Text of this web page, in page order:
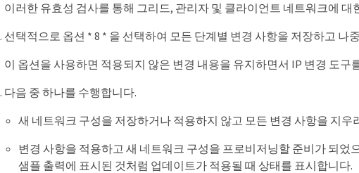
이러한 유효성 검사를 통해 그리드, 관리자 및 클라이언트 네트워크에
선택적으로 옵션 * 8 * 을 선택하여 모든 단계별 변경 사항을 저장하고 나
이 옵션을 사용하면 적용되지 않은 변경 내용을 유지하면서 IP 변경 도구
다음 중 하나를 수행합니다.
새 네트워크 구성을 저장하거나 적용하지 않고 모든 변경 사항을 지우
변경 사항을 적용하고 새 네트워크 구성을 프로비저닝할 준비가 되었
샘플 출력에 표시된 것처럼 업데이트가 적용될 때 상태를 표시합니다.